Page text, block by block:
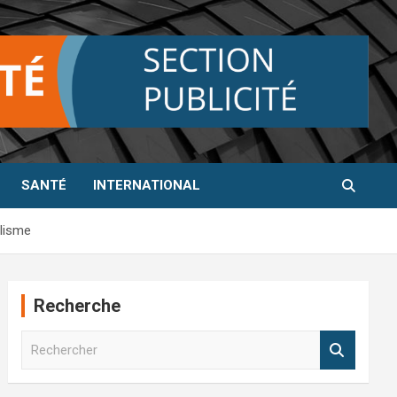
SANTÉ INTERNATIONAL
Recherche